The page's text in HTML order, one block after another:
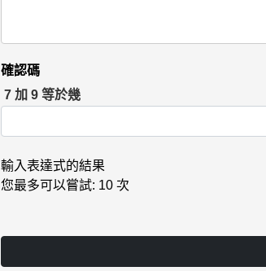
確認碼
7 加 9 等於幾
輸入表達式的結果
您最多可以嘗試: 10 次